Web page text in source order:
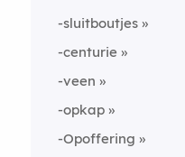
-sluitboutjes
-centurie
-veen
-opkap
-Opoffering